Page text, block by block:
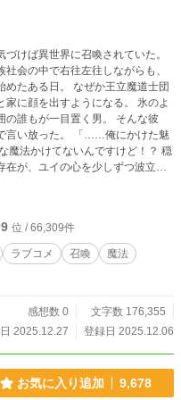
けば異世界に召喚されていた。
会の中で右往左往しながらも、
めたある日。 なぜか王立魔道士団
家に顔を出すようになる。 氷のよ
の誰もが一目置く男。 そんな彼
言い放った。 「……俺にかけた魅
魔法かけてないんですけど！？ 穏
在が、ユイの心を少しずつ波立た
日常の中に、時折起こる小さな事
か
話が進みますが、よろしければお
ム様にも投稿しています。
位 / 66,309件
ラブコメ 召喚
魔法
感想数 0
文字数 176,355
2025.12.27
登録日 2025.12.06
お気に入り追加 9,678